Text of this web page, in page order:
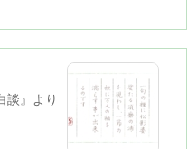
』より